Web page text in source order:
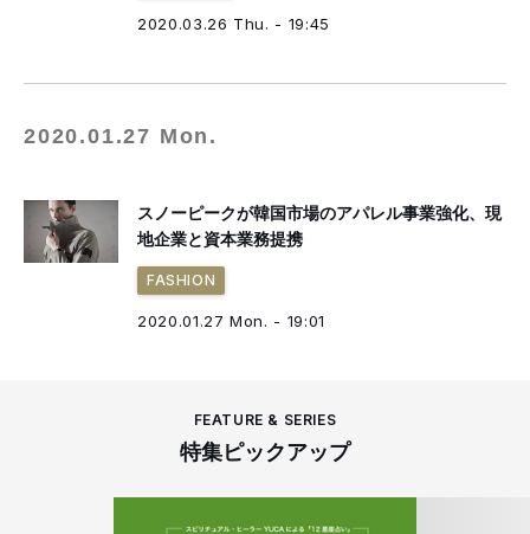
2020.03.26 Thu. - 19:45
2020.01.27 Mon.
スノーピークが韓国市場のアパレル事業強化、現
地企業と資本業務提携
FASHION
2020.01.27 Mon. - 19:01
FEATURE & SERIES
特集ピックアップ